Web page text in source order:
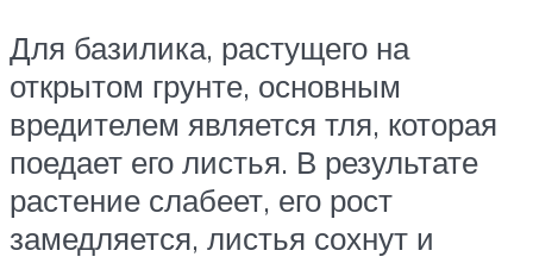
Для базилика, растущего на
открытом грунте, основным
вредителем является тля, которая
поедает его листья. В результате
растение слабеет, его рост
замедляется, листья сохнут и